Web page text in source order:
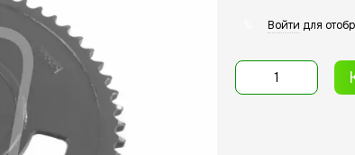
Войти для